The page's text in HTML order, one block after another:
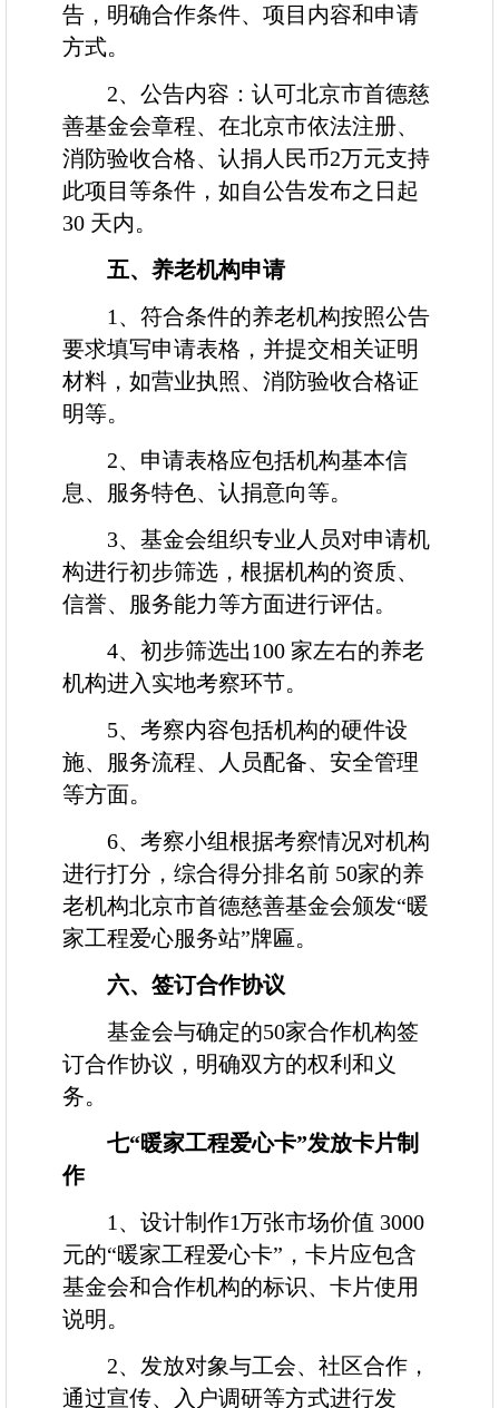
告，明确合作条件、项目内容和申请
方式。
2、公告内容：认可北京市首德慈
善基金会章程、在北京市依法注册、
消防验收合格、认捐人民币2万元支持
此项目等条件，如自公告发布之日起
30 天内。
五、养老机构申请
1 、符合条件的养老机构按照公告
要求填写申请表格，并提交相关证明
材料，如营业执照、消防验收合格证
明等。
2、申请表格应包括机构基本信
息、服务特色、认捐意向等。
3、基金会组织专业人员对申请机
构进行初步筛选，根据机构的资质、
信誉、服务能力等方面进行评估。
4、初步筛选出100 家左右的养老
机构进入实地考察环节。
5、考察内容包括机构的硬件设
施、服务流程、人员配备、安全管理
等方面。
6、考察小组根据考察情况对机构
进行打分，综合得分排名前 50家的养
老机构北京市首德慈善基金会颁发“暖
家工程爱心服务站”牌匾。
六、 签订合作协议
基金会与确定的50家合作机构签
订合作协议，明确双方的权利和义
务。
七“暖家工程爱心卡”发放卡片制
作
1 、设计制作1万张市场价值 3000
元的“暖家工程爱心卡”，卡片应包含
基金会和合作机构的标识、卡片使用
说明。
2、发放对象与工会、社区合作，
通过宣传、入户调研等方式进行发